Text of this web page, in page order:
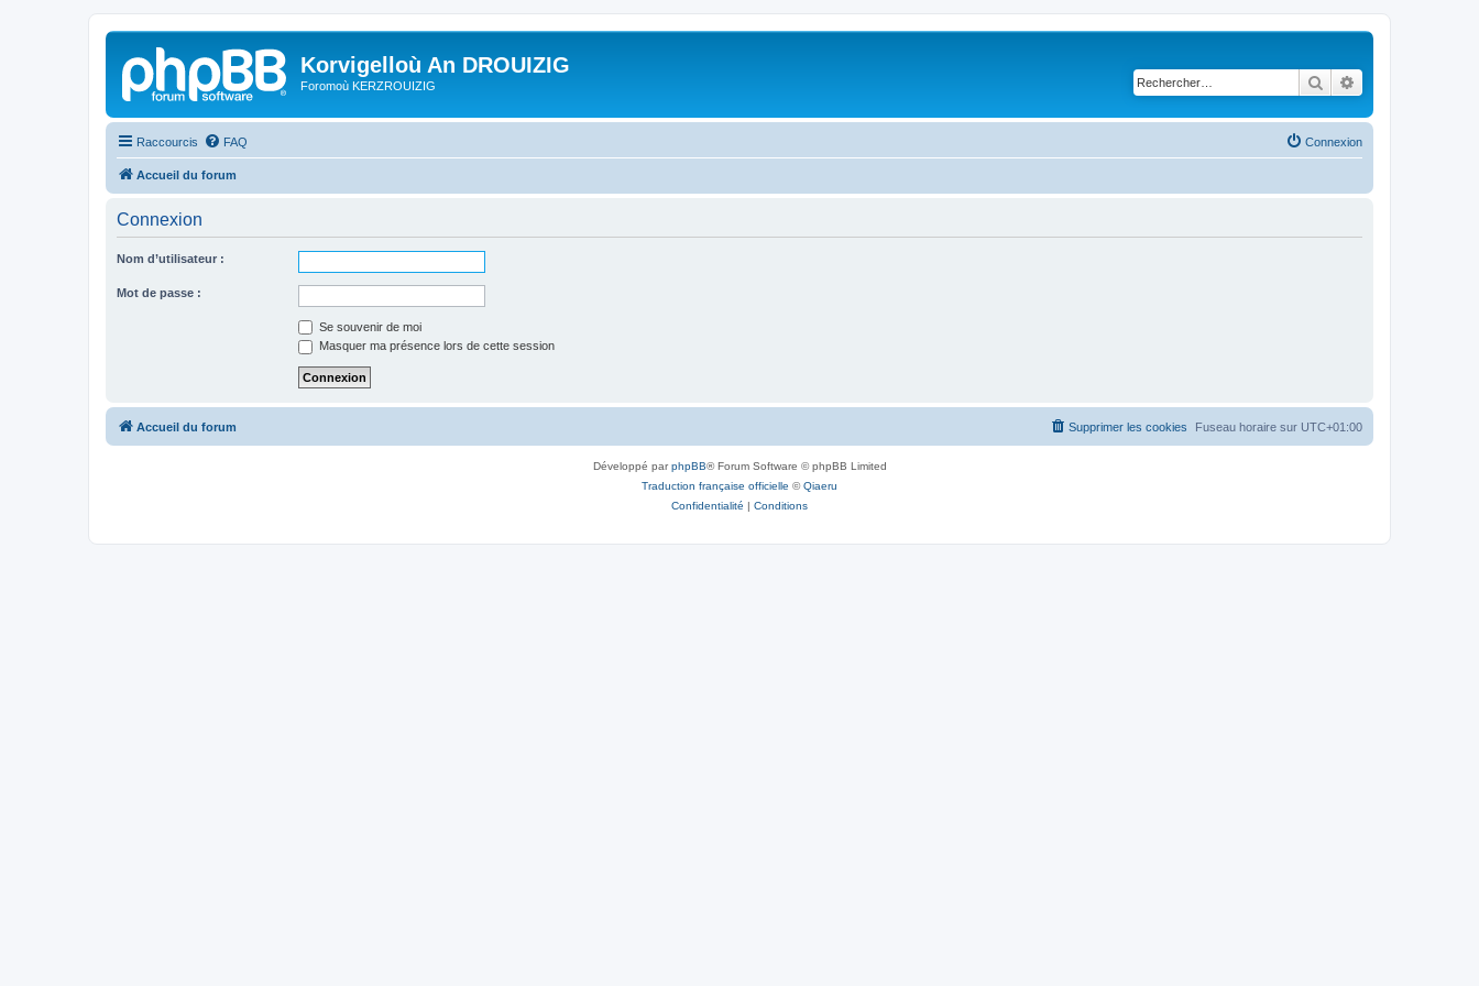
Korvigelloù An DROUIZIG
Foromoù KERZROUIZIG Rechercher
Raccourcis FAQ Connexion
Accueil du forum
Connexion
Nom d’utilisateur :
Mot de passe :
Se souvenir de moi
Masquer ma présence lors de cette session
Accueil du forum Fuseau horaire sur UTC+01:00
Supprimer les cookies
Développé parphpBB® Forum Software © phpBB Limited
Traduction française officielle ©Qiaeru
Confidentialité | Conditions